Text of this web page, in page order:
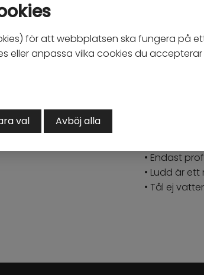
för att webbplatsen ska fungera på
eller anpassa vilka cookies du accepterar
val Avböj alla
uppskattar
• Endast
• Ludd är
• Tål ej